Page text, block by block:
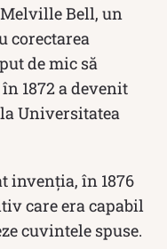
Bell, un
corectarea
de mic să
1872 a devenit
Universitatea
invenția, în 1876
care era capabil
cuvintele spuse.